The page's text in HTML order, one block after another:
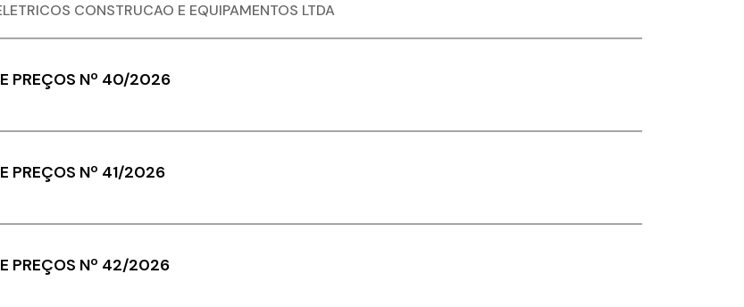
CONSTRUCAO E EQUIPAMENTOS LTDA
PREÇOS Nº 40/2026
PREÇOS Nº 41/2026
PREÇOS Nº 42/2026